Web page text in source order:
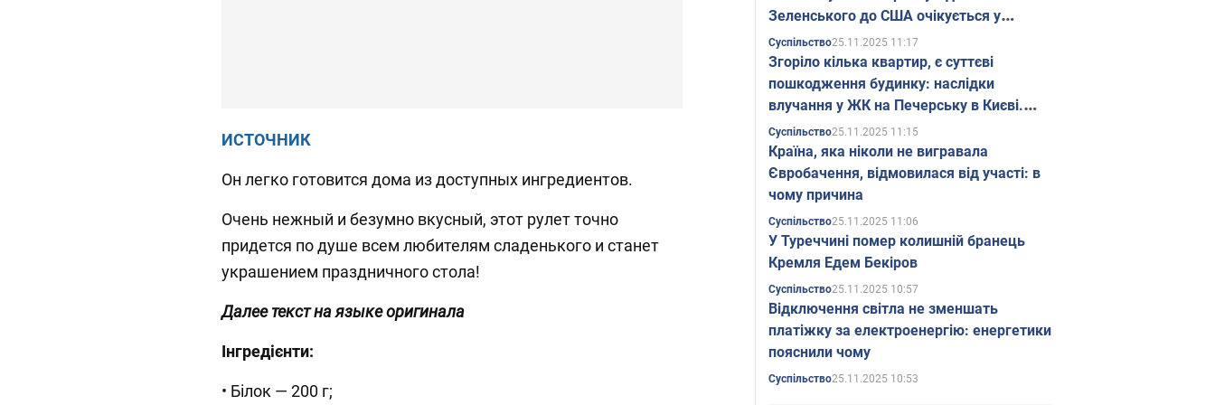
ИСТОЧНИК
Он легко готовится дома из доступных ингредиентов.
Очень нежный и безумно вкусный, этот рулет точно
придется по душе всем любителям сладенького и станет
украшением праздничного стола!
Далее текст на языке оригинала
Інгредієнти:
• Білок — 200 г;
Зеленського до США очікується у
листопаді
Суспільство25.11.2025 11:17
Згоріло кілька квартир, є суттєві
пошкодження будинку: наслідки
влучання у ЖК на Печерську в Києві.
Фото
Суспільство25.11.2025 11:15
Країна, яка ніколи не вигравала
Євробачення, відмовилася від участі: в
чому причина
Суспільство25.11.2025 11:06
У Туреччині помер колишній бранець
Кремля Едем Бекіров
Суспільство25.11.2025 10:57
Відключення світла не зменшать
платіжку за електроенергію: енергетики
пояснили чому
Суспільство25.11.2025 10:53